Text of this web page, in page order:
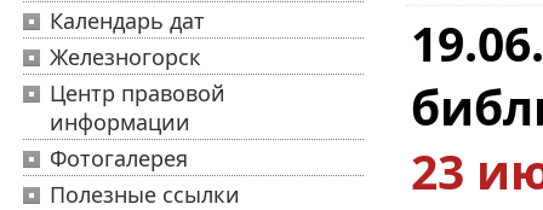
Календарь дат
Железногорск
Центр правовой
информации
Фотогалерея
Полезные ссылки
23